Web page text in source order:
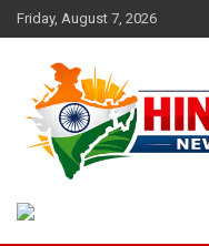
Skip
to
Friday, August 7, 2026
Hindustan